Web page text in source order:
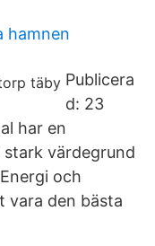
hamnen
Publicera
d: 23
har en
värdegrund
och
vara den bästa